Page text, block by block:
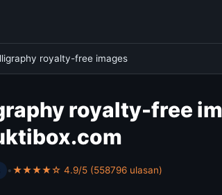
royalty-free images
royalty-free
•★★★★☆ 4.9/5 (558796 ulasan)